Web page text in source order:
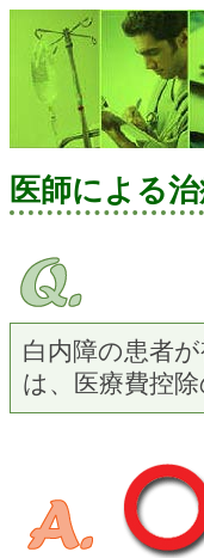
医師による
白内障の患者
は、医療費控